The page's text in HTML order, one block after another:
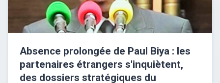
Absence prolongée de Paul Biya : les
partenaires étrangers s'inquiètent,
des dossiers stratégiques du